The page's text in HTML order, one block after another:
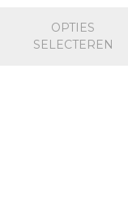
€ 9,00
OPTIES
SELECTEREN